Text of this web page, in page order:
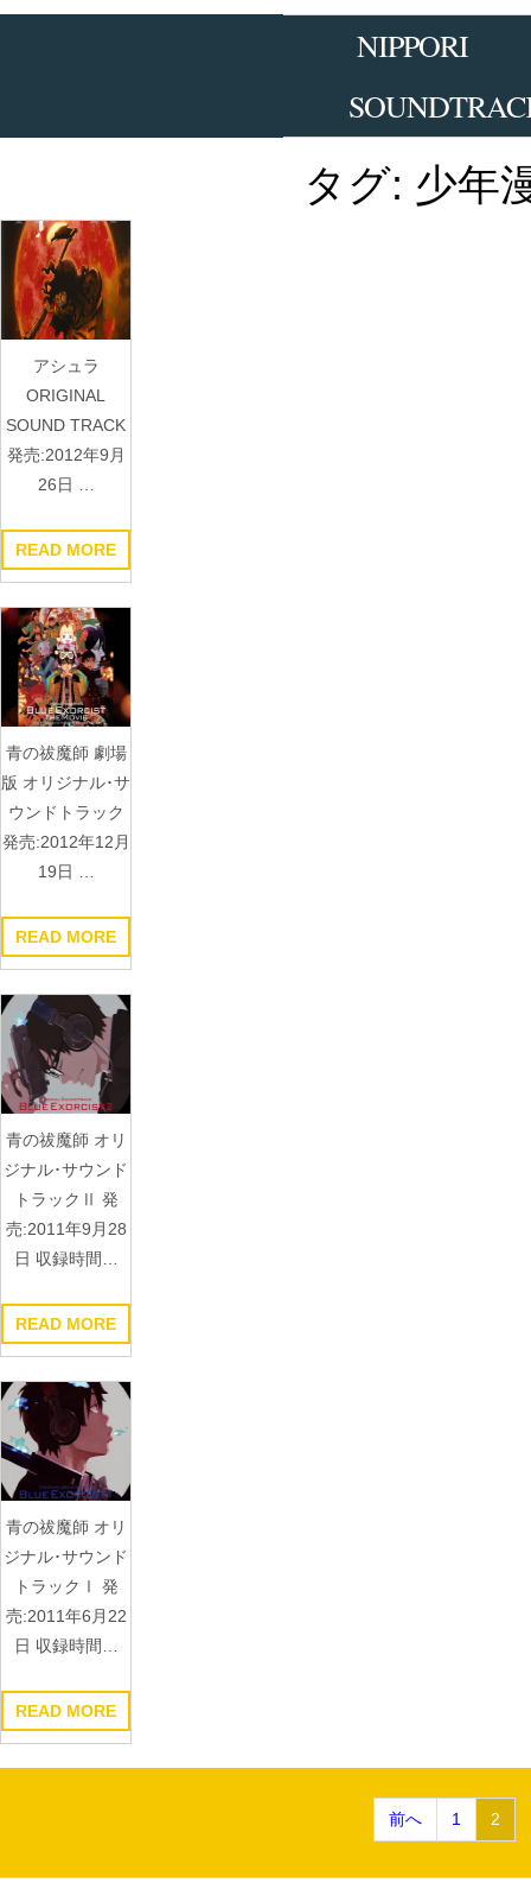
Skip
NIPPORI
タグ: 少年
アシュラ
ORIGINAL
SOUND TRACK
発売:2012年9月
26日 …
READ MORE
青の祓魔師 劇場
版 オリジナル･サ
ウンドトラック
発売:2012年12月
19日 …
READ MORE
青の祓魔師 オリ
ジナル･サウンド
トラックⅡ 発
売:2011年9月28
日 収録時間…
READ MORE
青の祓魔師 オリ
ジナル･サウンド
トラックⅠ 発
売:2011年6月22
日 収録時間…
READ MORE
前へ 1 2